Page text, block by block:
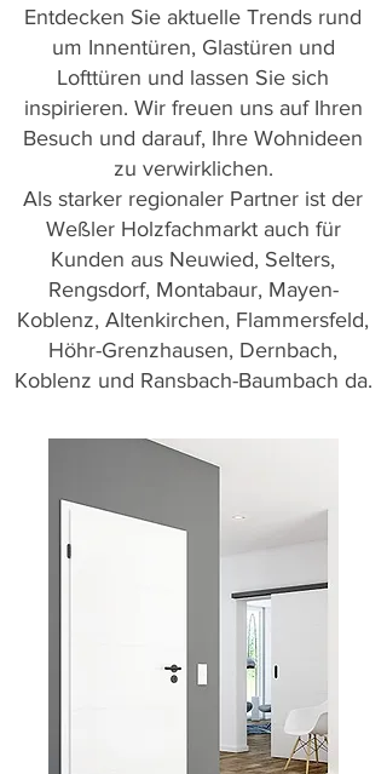
Entdecken Sie aktuelle Trends rund
um Innentüren, Glastüren und
Lofttüren und lassen Sie sich
inspirieren. Wir freuen uns auf Ihren
Besuch und darauf, Ihre Wohnideen
zu verwirklichen.
Als starker regionaler Partner ist der
Weßler Holzfachmarkt auch für
Kunden aus Neuwied, Selters,
Rengsdorf, Montabaur, Mayen-
Koblenz, Altenkirchen, Flammersfeld,
Höhr-Grenzhausen, Dernbach,
Koblenz und Ransbach-Baumbach da.